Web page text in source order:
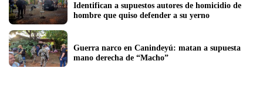
Identifican a supuestos autores de homicidio de
hombre que quiso defender a su yerno
Guerra narco en Canindeyú: matan a supuesta
mano derecha de “Macho”